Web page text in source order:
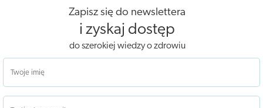
Zapisz się do newslettera
i zyskaj dostęp
do szerokiej wiedzy o zdrowiu